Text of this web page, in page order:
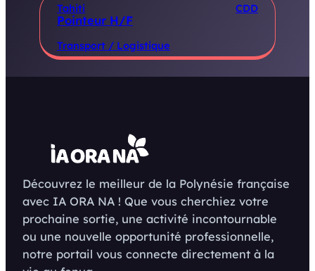
Tahiti CDD
Pointeur H/F
Transport / Logistique
Découvrez le meilleur de la Polynésie française
avec IA ORA NA ! Que vous cherchiez votre
prochaine sortie, une activité incontournable
ou une nouvelle opportunité professionnelle,
notre portail vous connecte directement à la